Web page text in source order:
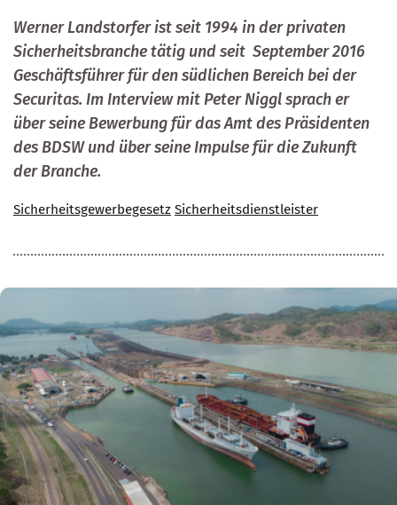
Werner Landstorfer ist seit 1994 in der privaten
Sicherheitsbranche tätig und seit September 2016
Geschäftsführer für den südlichen Bereich bei der
Securitas. Im Interview mit Peter Niggl sprach er
über seine Bewerbung für das Amt des Präsidenten
des BDSW und über seine Impulse für die Zukunft
der Branche.
Sicherheitsgewerbegesetz Sicherheitsdienstleister